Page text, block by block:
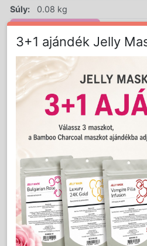
Súly:
0.08 kg
AKCIÓS ÁR!
LAKOSSÁGI ÁR (BRUTTÓ)
2 990 Ft 2 300 Ft
Akció vége:
46 pont
Mennyiség: db
3+1 ajándék Jelly